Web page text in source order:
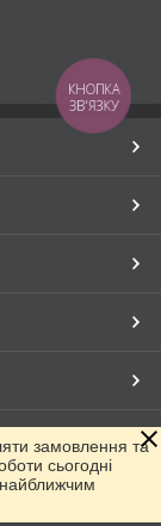
замовлення та
сьогодні
КНОПКА
ЗВ'ЯЗКУ